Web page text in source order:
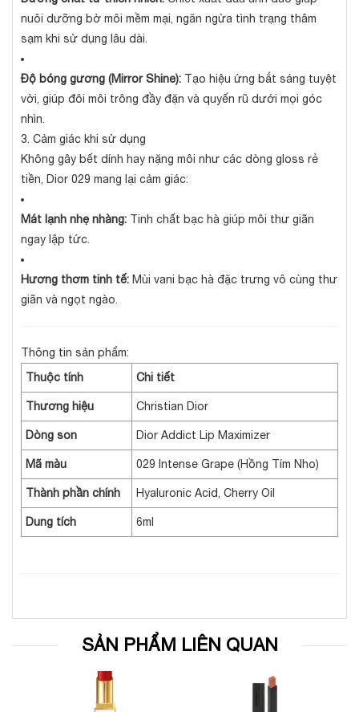
nuôi dưỡng bờ môi mềm mại, ngăn ngừa tình trạng thâm
sạm khi sử dụng lâu dài.
Độ bóng gương (Mirror Shine): Tạo hiệu ứng bắt sáng tuyệt
vời, giúp đôi môi trông đầy đặn và quyến rũ dưới mọi góc
nhìn.
3. Cảm giác khi sử dụng
Không gây bết dính hay nặng môi như các dòng gloss rẻ
tiền, Dior 029 mang lại cảm giác:
Mát lạnh nhẹ nhàng: Tinh chất bạc hà giúp môi thư giãn
ngay lập tức.
Hương thơm tinh tế: Mùi vani bạc hà đặc trưng vô cùng thư
giãn và ngọt ngào.
Thông tin sản phẩm:
Thuộc tính
Chi tiết
Thương hiệu Christian Dior
Dòng son Dior Addict Lip Maximizer
Mã màu 029 Intense Grape (Hồng Tím Nho)
Thành phần chính Hyaluronic Acid, Cherry Oil
Dung tích 6ml
SẢN PHẨM LIÊN QUAN